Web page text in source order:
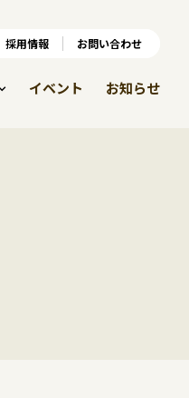
店舗・会社情報 採用情報
イベント お知らせ
採用情報 お問い合わせ